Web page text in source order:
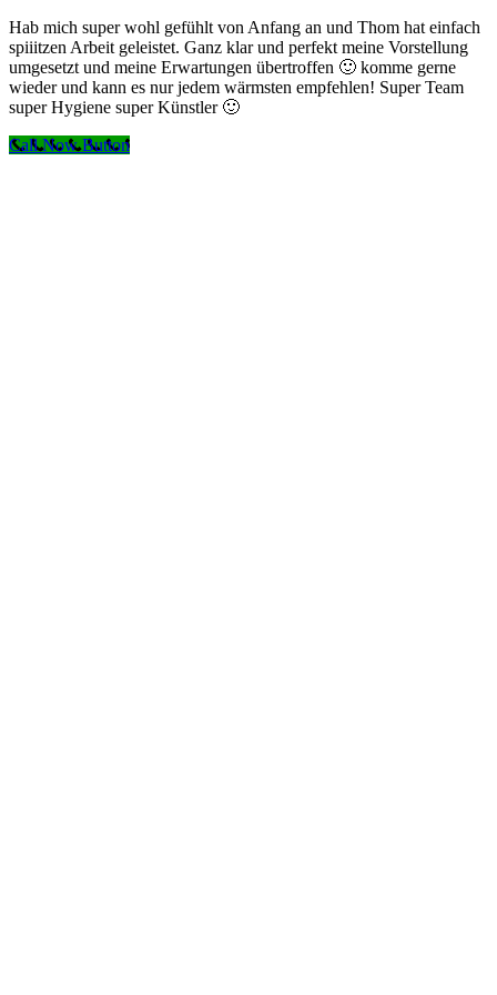
Zum
Inhalt
springen
Hab mich super wohl gefühlt von Anfang an und Thom hat einfach
spiiitzen Arbeit geleistet. Ganz klar und perfekt meine Vorstellung
umgesetzt und meine Erwartungen übertroffen 🙂 komme gerne
wieder und kann es nur jedem wärmsten empfehlen! Super Team
super Hygiene super Künstler 🙂
Call Now Button